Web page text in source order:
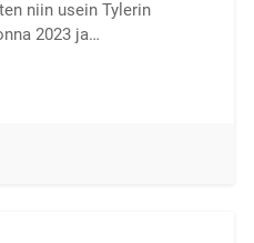
niin usein Tylerin
2023 ja…